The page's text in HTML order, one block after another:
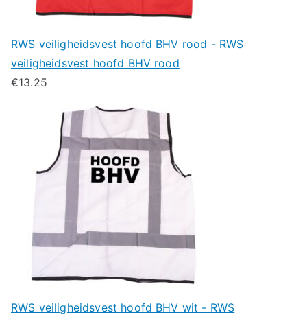
RWS veiligheidsvest hoofd BHV rood - RWS
veiligheidsvest hoofd BHV rood
€13.25
RWS veiligheidsvest hoofd BHV wit - RWS